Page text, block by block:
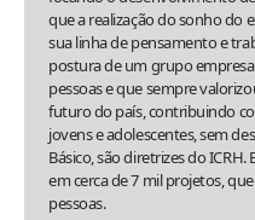
que a realização do sonho do
sua linha de pensamento e
postura de um grupo
pessoas e que sempre
futuro do país, contribuindo
jovens e adolescentes, sem
Básico, são diretrizes do
em cerca de 7 mil projetos,
pessoas.